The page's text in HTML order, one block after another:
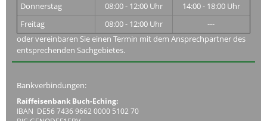
Donnerstag
08:00 - 12:00 Uhr
14:00 - 18:00 Uhr
Freitag
08:00 - 12:00 Uhr
---
oder vereinbaren Sie einen Termin mit dem Ansprechpartner des
entsprechenden Sachgebietes.
Bankverbindungen:
Raiffeisenbank Buch-Eching:
IBAN DE56 7436 9662 0000 5102 70